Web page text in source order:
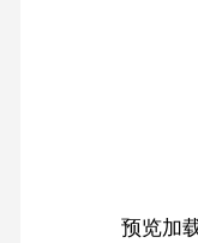
预览加